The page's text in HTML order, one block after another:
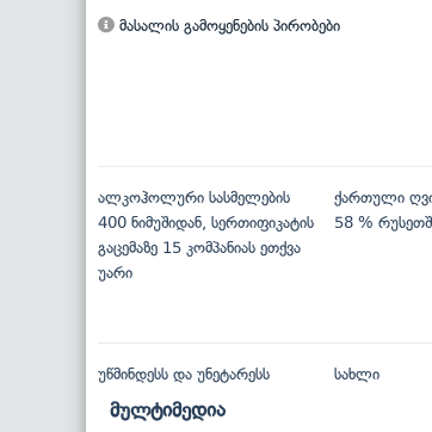
მასალის გამოყენების პირობები
ალკოჰოლური სასმელების
400 ნიმუშიდან, სერთიფიკატის
გაცემაზე 15 კომპანიას ეთქვა
უარი
ქართული
58 %
უწმინდესს და უნეტარესს სახლი
მულტიმედია